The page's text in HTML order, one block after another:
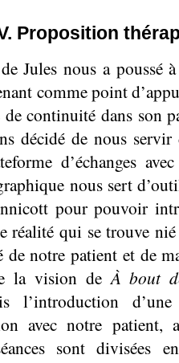
Proposition
Jules nous a poussé
comme point
continuité dans son
décidé de nous
d’échanges
nous sert
pour pouvoir
réalité qui se trouve
de notre patient et de
la vision de À bout
l’introduction
avec notre patient,
sont divisées